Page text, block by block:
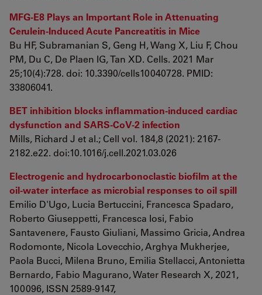
MFG-E8 Plays an Important Role in Attenuating
Cerulein-Induced Acute Pancreatitis in Mice
Bu HF, Subramanian S, Geng H, Wang X, Liu F, Chou
PM, Du C, De Plaen IG, Tan XD. Cells. 2021 Mar
25;10(4):728. doi: 10.3390/cells10040728. PMID:
33806041.
BET inhibition blocks inflammation-induced cardiac
dysfunction and SARS-CoV-2 infection
Mills, Richard J et al.; Cell vol. 184,8 (2021): 2167-
2182.e22. doi:10.1016/j.cell.2021.03.026
Electrogenic and hydrocarbonoclastic biofilm at the
oil-water interface as microbial responses to oil spill
Emilio D'Ugo, Lucia Bertuccini, Francesca Spadaro,
Roberto Giuseppetti, Francesca Iosi, Fabio
Santavenere, Fausto Giuliani, Massimo Gricia, Andrea
Rodomonte, Nicola Lovecchio, Arghya Mukherjee,
Paola Bucci, Milena Bruno, Emilia Stellacci, Antonietta
Bernardo, Fabio Magurano, Water Research X, 2021,
100096, ISSN 2589-9147,